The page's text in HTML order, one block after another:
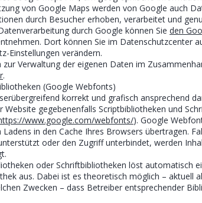
von Google Maps werden von Google auch
durch Besucher erhoben, verarbeitet und
durch Google können Sie den
Dort können Sie im Datenschutzcenter
Einstellungen verändern.
zur Verwaltung der eigenen Daten im
.
(Google Webfonts)
korrekt und grafisch ansprechend
Website gegebenenfalls Scriptbibliotheken und
www.google.com/webfonts/). Google
in den Cache Ihres Browsers übertragen.
oder den Zugriff unterbindet, werden
oder Schriftbibliotheken löst automatisch
aus. Dabei ist es theoretisch möglich – aktuell
Zwecken – dass Betreiber entsprechender